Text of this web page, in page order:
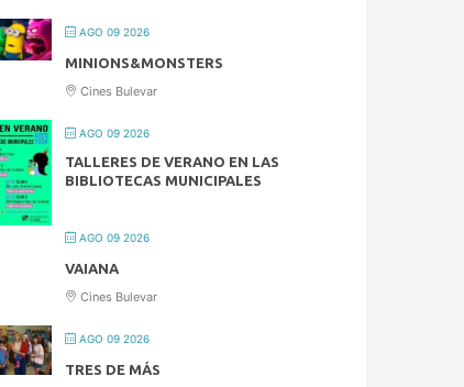
AGO 09 2026
MINIONS&MONSTERS
Cines Bulevar
AGO 09 2026
TALLERES DE VERANO EN LAS
BIBLIOTECAS MUNICIPALES
AGO 09 2026
VAIANA
Cines Bulevar
AGO 09 2026
TRES DE MÁS